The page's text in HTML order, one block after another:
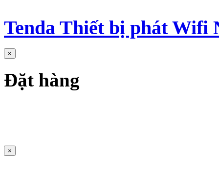
Tenda Thiết bị phát Wifi
×
Đặt hàng
×